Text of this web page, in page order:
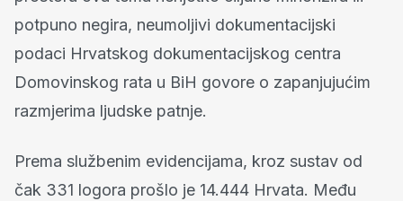
potpuno negira, neumoljivi dokumentacijski
podaci Hrvatskog dokumentacijskog centra
Domovinskog rata u BiH govore o zapanjujućim
razmjerima ljudske patnje.
Prema službenim evidencijama, kroz sustav od
čak 331 logora prošlo je 14.444 Hrvata. Među